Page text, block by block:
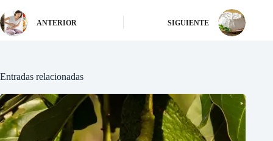
ANTERIOR SIGUIENTE
Entradas relacionadas